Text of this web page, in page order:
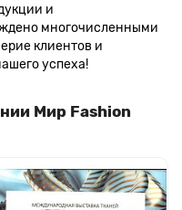
и
многочисленными
клиентов и
успеха!
Мир Fashion